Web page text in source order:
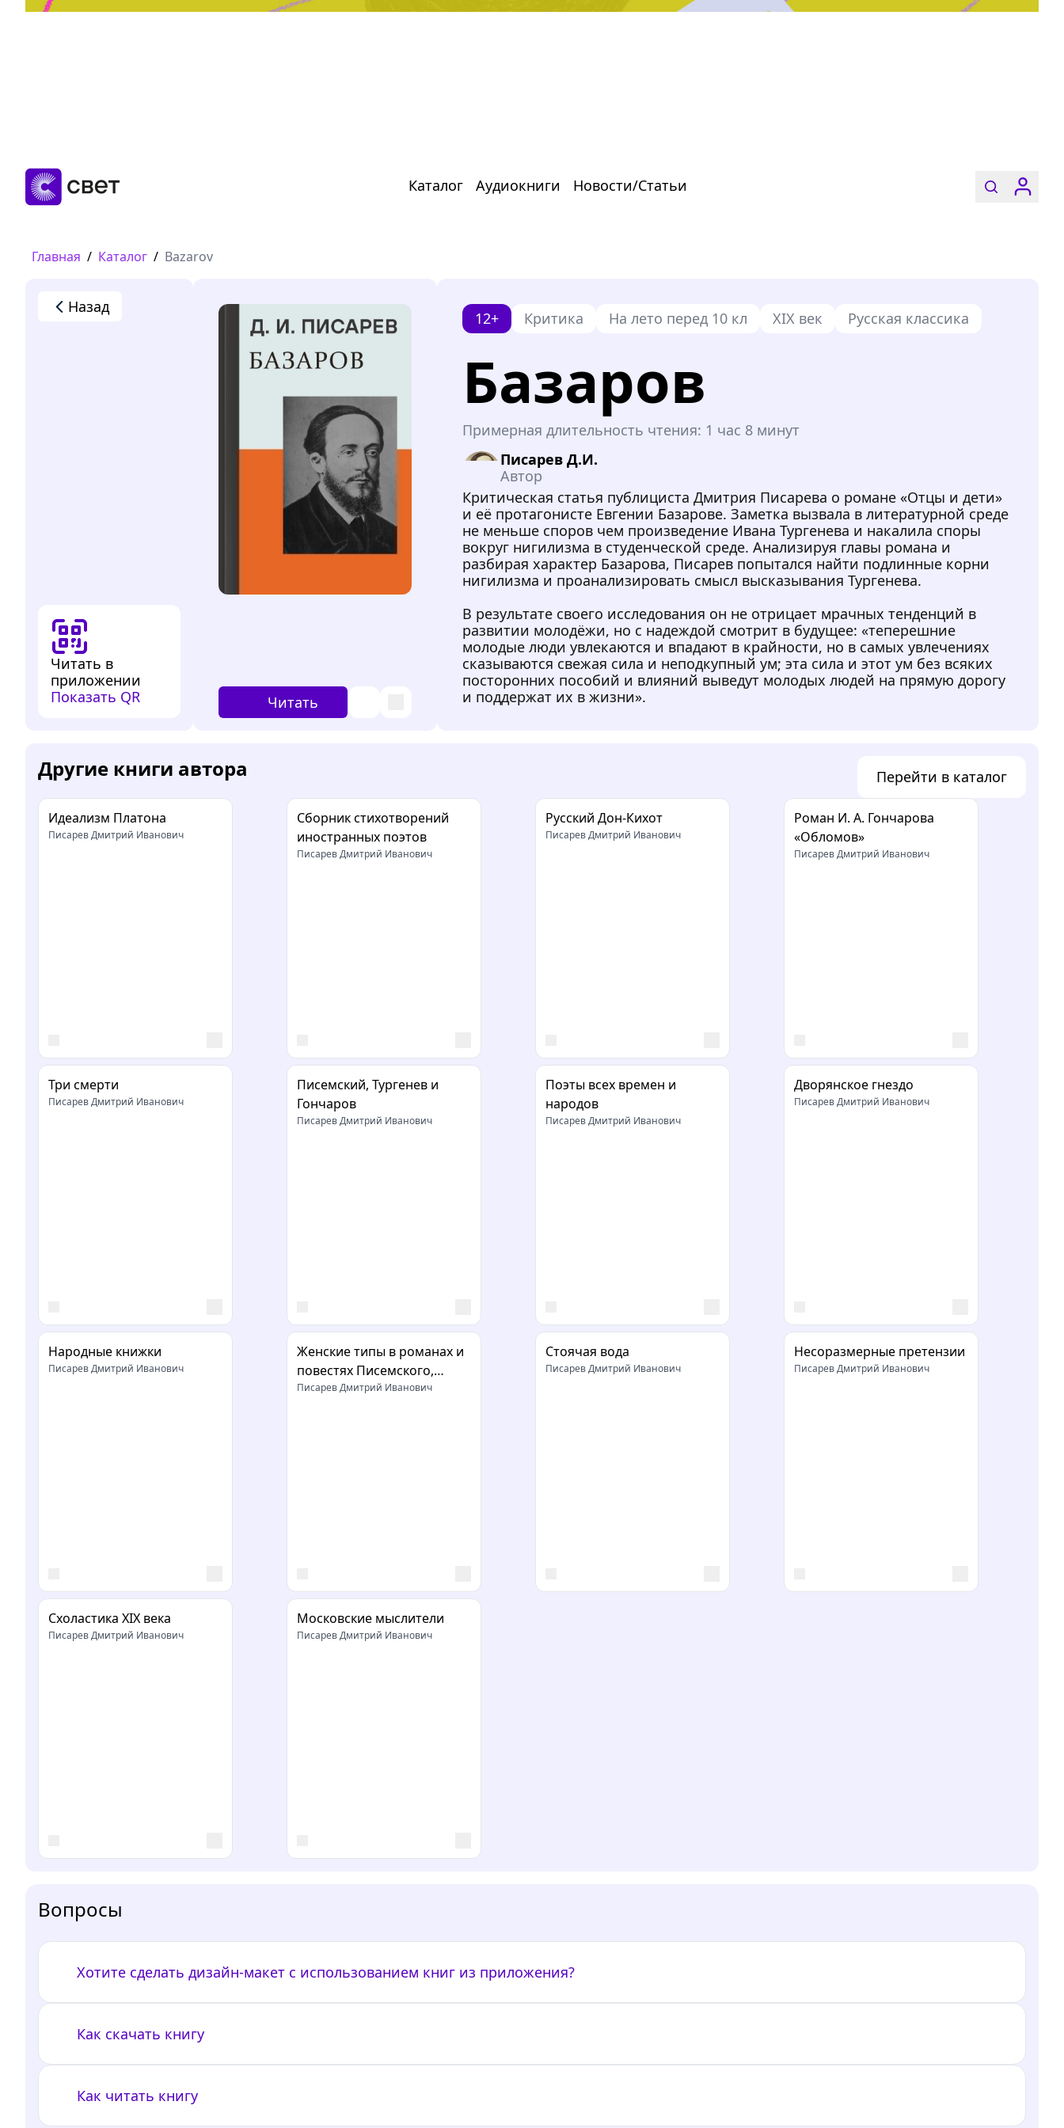
Дружба, любовь, взросление
Каталог Аудиокниги Новости/Статьи
Главная / Каталог / Bazarov
Назад
Читать в
приложении
Показать QR
Читать
12+ Критика На лето перед 10 кл XIX век Русская классика
Базаров
Примерная длительность чтения: 1 час 8 минут
Писарев Д.И.
Автор
Критическая статья публициста Дмитрия Писарева о романе «Отцы и дети»
и её протагонисте Евгении Базарове. Заметка вызвала в литературной среде
не меньше споров чем произведение Ивана Тургенева и накалила споры
вокруг нигилизма в студенческой среде. Анализируя главы романа и
разбирая характер Базарова, Писарев попытался найти подлинные корни
нигилизма и проанализировать смысл высказывания Тургенева.
В результате своего исследования он не отрицает мрачных тенденций в
развитии молодёжи, но с надеждой смотрит в будущее: «теперешние
молодые люди увлекаются и впадают в крайности, но в самых увлечениях
сказываются свежая сила и неподкупный ум; эта сила и этот ум без всяких
посторонних пособий и влияний выведут молодых людей на прямую дорогу
и поддержат их в жизни».
Другие книги автора Перейти в каталог
Идеализм Платона
Писарев Дмитрий Иванович
Сборник стихотворений
иностранных поэтов
Писарев Дмитрий Иванович
Русский Дон-Кихот
Писарев Дмитрий Иванович
Роман И. А. Гончарова
«Обломов»
Писарев Дмитрий Иванович
Три смерти
Писарев Дмитрий Иванович
Писемский, Тургенев и
Гончаров
Писарев Дмитрий Иванович
Поэты всех времен и
народов
Писарев Дмитрий Иванович
Дворянское гнездо
Писарев Дмитрий Иванович
Народные книжки
Писарев Дмитрий Иванович
Женские типы в романах и
повестях Писемского,
Тургенева и Гончарова
Писарев Дмитрий Иванович
Стоячая вода
Писарев Дмитрий Иванович
Несоразмерные претензии
Писарев Дмитрий Иванович
Схоластика XIX века
Писарев Дмитрий Иванович
Московские мыслители
Писарев Дмитрий Иванович
Вопросы
Хотите сделать дизайн-макет с использованием книг из приложения?
Как скачать книгу
Как читать книгу